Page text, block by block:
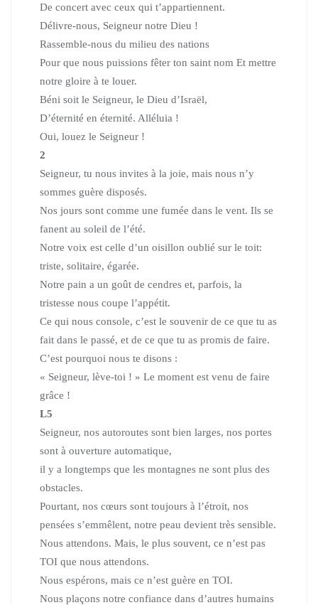
De concert avec ceux qui t’appartiennent.
Délivre-nous, Seigneur notre Dieu !
Rassemble-nous du milieu des nations
Pour que nous puissions fêter ton saint nom Et mettre
notre gloire à te louer.
Béni soit le Seigneur, le Dieu d’Israël,
D’éternité en éternité. Alléluia !
Oui, louez le Seigneur !
2
Seigneur, tu nous invites à la joie, mais nous n’y
sommes guère disposés.
Nos jours sont comme une fumée dans le vent. Ils se
fanent au soleil de l’été.
Notre voix est celle d’un oisillon oublié sur le toit:
triste, solitaire, égarée.
Notre pain a un goût de cendres et, parfois, la
tristesse nous coupe l’appétit.
Ce qui nous console, c’est le souvenir de ce que tu as
fait dans le passé, et de ce que tu as promis de faire.
C’est pourquoi nous te disons :
« Seigneur, lève-toi ! » Le moment est venu de faire
grâce !
L5
Seigneur, nos autoroutes sont bien larges, nos portes
sont à ouverture automatique,
il y a longtemps que les montagnes ne sont plus des
obstacles.
Pourtant, nos cœurs sont toujours à l’étroit, nos
pensées s’emmêlent, notre peau devient très sensible.
Nous attendons. Mais, le plus souvent, ce n’est pas
TOI que nous attendons.
Nous espérons, mais ce n’est guère en TOI.
Nous plaçons notre confiance dans d’autres humains